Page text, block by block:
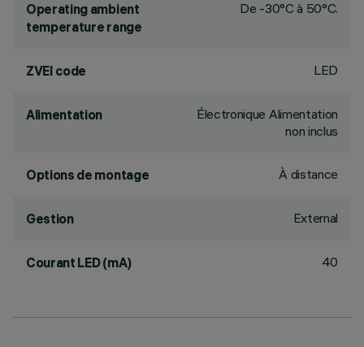
Operating ambient
temperature range
De -30°C à 50°C.
ZVEI code LED
Alimentation
Électronique Alimentation
non inclus
Options de montage À distance
Gestion External
Courant LED (mA) 40